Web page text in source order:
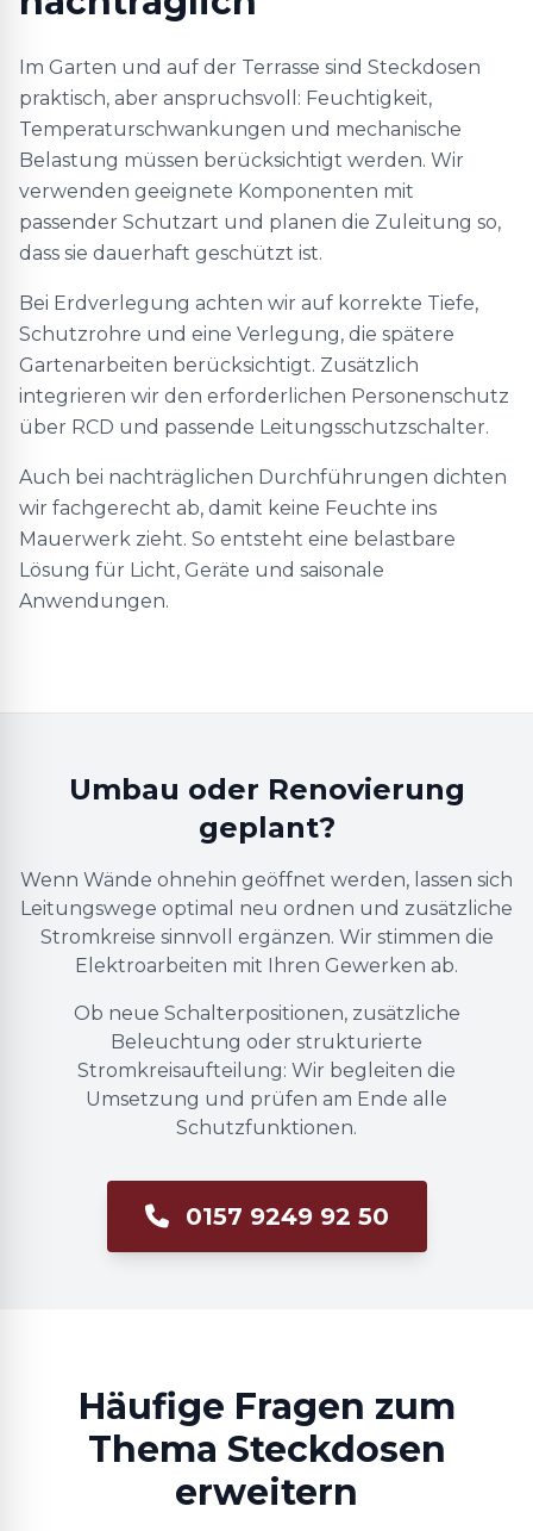
Im Garten und auf der Terrasse sind Steckdosen
praktisch, aber anspruchsvoll: Feuchtigkeit,
Temperaturschwankungen und mechanische
Belastung müssen berücksichtigt werden. Wir
verwenden geeignete Komponenten mit
passender Schutzart und planen die Zuleitung so,
dass sie dauerhaft geschützt ist.
Bei Erdverlegung achten wir auf korrekte Tiefe,
Schutzrohre und eine Verlegung, die spätere
Gartenarbeiten berücksichtigt. Zusätzlich
integrieren wir den erforderlichen Personenschutz
über RCD und passende Leitungsschutzschalter.
Auch bei nachträglichen Durchführungen dichten
wir fachgerecht ab, damit keine Feuchte ins
Mauerwerk zieht. So entsteht eine belastbare
Lösung für Licht, Geräte und saisonale
Anwendungen.
Umbau oder Renovierung
geplant?
Wenn Wände ohnehin geöffnet werden, lassen sich
Leitungswege optimal neu ordnen und zusätzliche
Stromkreise sinnvoll ergänzen. Wir stimmen die
Elektroarbeiten mit Ihren Gewerken ab.
Ob neue Schalterpositionen, zusätzliche
Beleuchtung oder strukturierte
Stromkreisaufteilung: Wir begleiten die
Umsetzung und prüfen am Ende alle
Schutzfunktionen.
0157 9249 92 50
Häufige Fragen zum
Thema Steckdosen
erweitern